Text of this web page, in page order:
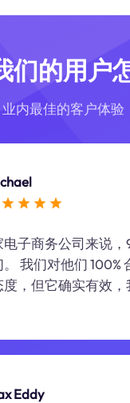
们的用户
业内最佳的客户体验
子商务公司来说，
我们对他们 100%
，但它确实有效
Eddy